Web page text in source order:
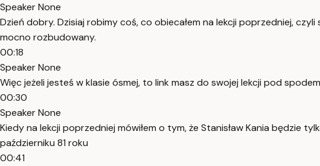
Speaker None
Dzień dobry. Dzisiaj robimy coś, co obiecałem na lekcji poprzedniej,
mocno rozbudowany.
00:18
Speaker None
Więc jeżeli jesteś w klasie ósmej, to link masz do swojej lekcji pod
00:30
Speaker None
Kiedy na lekcji poprzedniej mówiłem o tym, że Stanisław Kania będzie
październiku 81 roku
00:41